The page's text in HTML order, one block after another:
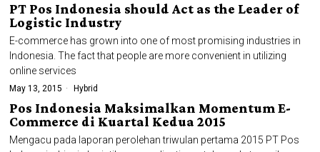
PT Pos Indonesia should Act as the Leader of
Logistic Industry
E-commerce has grown into one of most promising industries in
Indonesia. The fact that people are more convenient in utilizing
online services
May 13, 2015 Hybrid
Pos Indonesia Maksimalkan Momentum E-
Commerce di Kuartal Kedua 2015
Mengacu pada laporan perolehan triwulan pertama 2015 PT Pos